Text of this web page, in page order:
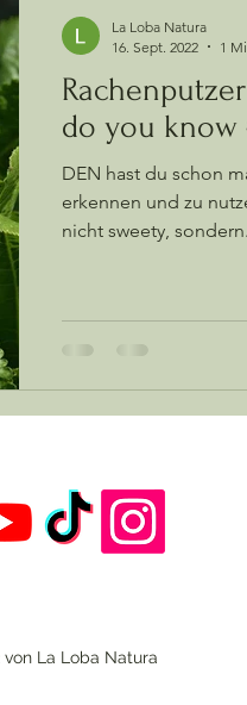
do you know
DEN hast du schon
erkennen und zu
nicht sweety,
La Loba Natura
16. Sept. 2022
1
La Loba Natura